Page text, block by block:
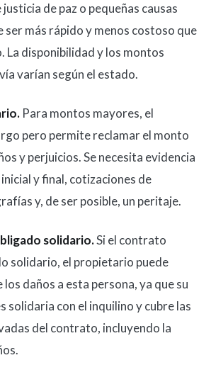
de paz o pequeñas causas
ser más rápido y menos costoso que
La disponibilidad y los montos
varían según el estado.
Para montos mayores, el
pero permite reclamar el monto
y perjuicios. Se necesita evidencia
y final, cotizaciones de
y, de ser posible, un peritaje.
solidario.Si el contrato
solidario, el propietario puede
daños a esta persona, ya que su
solidaria con el inquilino y cubre las
del contrato, incluyendo la